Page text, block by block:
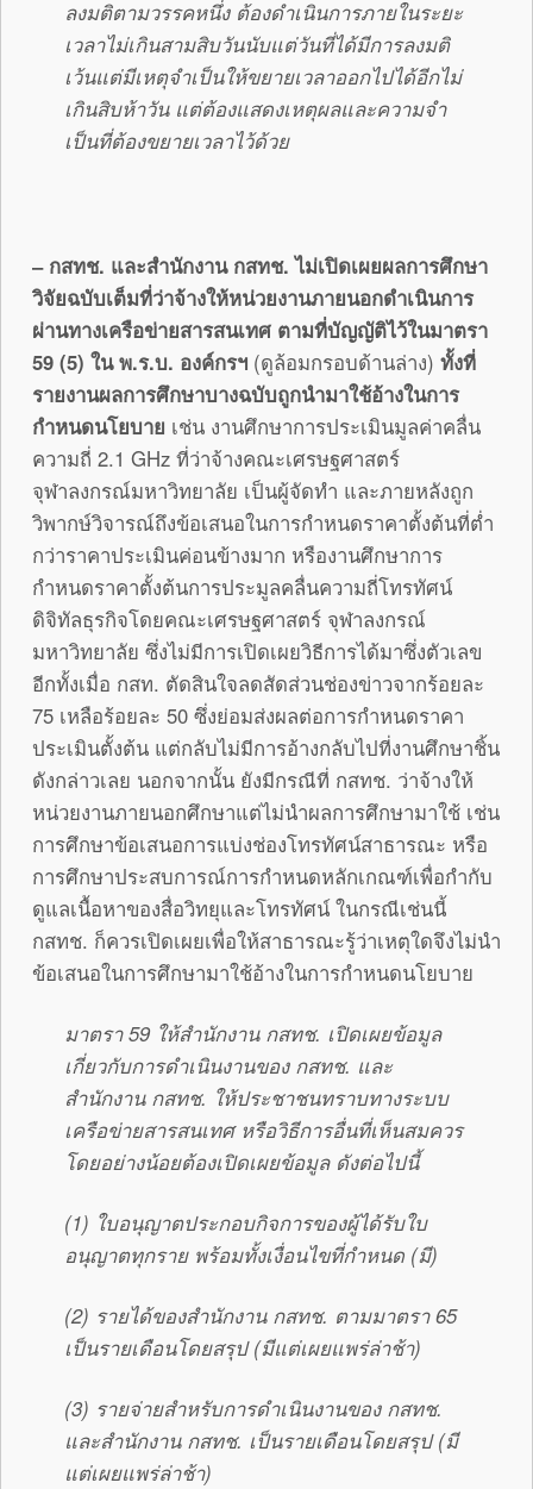
ลงมติตามวรรคหนึ่ง ต้องดําเนินการภายในระยะ
เวลาไม่เกินสามสิบวันนับแต่วันที่ได้มีการลงมติ
เว้นแต่มีเหตุจําเป็นให้ขยายเวลาออกไปได้อีกไม่
เกินสิบห้าวัน แต่ต้องแสดงเหตุผลและความจํา
เป็นที่ต้องขยายเวลาไว้ด้วย
– กสทช. และสำนักงาน กสทช. ไม่เปิดเผยผลการศึกษา
วิจัยฉบับเต็มที่ว่าจ้างให้หน่วยงานภายนอกดำเนินการ
ผ่านทางเครือข่ายสารสนเทศ ตามที่บัญญัติไว้ในมาตรา
59 (5) ใน พ.ร.บ. องค์กรฯ (ดูล้อมกรอบด้านล่าง) ทั้งที่
รายงานผลการศึกษาบางฉบับถูกนำมาใช้อ้างในการ
กำหนดนโยบาย เช่น งานศึกษาการประเมินมูลค่าคลื่น
ความถี่ 2.1 GHz ที่ว่าจ้างคณะเศรษฐศาสตร์
จุฬาลงกรณ์มหาวิทยาลัย เป็นผู้จัดทำ และภายหลังถูก
วิพากษ์วิจารณ์ถึงข้อเสนอในการกำหนดราคาตั้งต้นที่ต่ำ
กว่าราคาประเมินค่อนข้างมาก หรืองานศึกษาการ
กำหนดราคาตั้งต้นการประมูลคลื่นความถี่โทรทัศน์
ดิจิทัลธุรกิจโดยคณะเศรษฐศาสตร์ จุฬาลงกรณ์
มหาวิทยาลัย ซึ่งไม่มีการเปิดเผยวิธีการได้มาซึ่งตัวเลข
อีกทั้งเมื่อ กสท. ตัดสินใจลดสัดส่วนช่องข่าวจากร้อยละ
75 เหลือร้อยละ 50 ซึ่งย่อมส่งผลต่อการกำหนดราคา
ประเมินตั้งต้น แต่กลับไม่มีการอ้างกลับไปที่งานศึกษาชิ้น
ดังกล่าวเลย นอกจากนั้น ยังมีกรณีที่ กสทช. ว่าจ้างให้
หน่วยงานภายนอกศึกษาแต่ไม่นำผลการศึกษามาใช้ เช่น
การศึกษาข้อเสนอการแบ่งช่องโทรทัศน์สาธารณะ หรือ
การศึกษาประสบการณ์การกำหนดหลักเกณฑ์เพื่อกำกับ
ดูแลเนื้อหาของสื่อวิทยุและโทรทัศน์ ในกรณีเช่นนี้
กสทช. ก็ควรเปิดเผยเพื่อให้สาธารณะรู้ว่าเหตุใดจึงไม่นำ
ข้อเสนอในการศึกษามาใช้อ้างในการกำหนดนโยบาย
มาตรา 59 ให้สำนักงาน กสทช. เปิดเผยข้อมูล
เกี่ยวกับการดำเนินงานของ กสทช. และ
สำนักงาน กสทช. ให้ประชาชนทราบทางระบบ
เครือข่ายสารสนเทศ หรือวิธีการอื่นที่เห็นสมควร
โดยอย่างน้อยต้องเปิดเผยข้อมูล ดังต่อไปนี้
(1) ใบอนุญาตประกอบกิจการของผู้ได้รับใบ
อนุญาตทุกราย พร้อมทั้งเงื่อนไขที่กำหนด (มี)
(2) รายได้ของสำนักงาน กสทช. ตามมาตรา 65
เป็นรายเดือนโดยสรุป (มีแต่เผยแพร่ล่าช้า)
(3) รายจ่ายสำหรับการดำเนินงานของ กสทช.
และสำนักงาน กสทช. เป็นรายเดือนโดยสรุป (มี
แต่เผยแพร่ล่าช้า)